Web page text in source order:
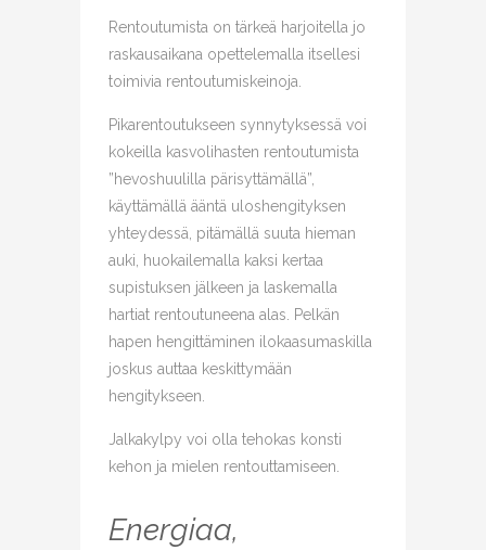
Rentoutumista on tärkeä harjoitella jo
raskausaikana opettelemalla itsellesi
toimivia rentoutumiskeinoja.
Pikarentoutukseen synnytyksessä voi
kokeilla kasvolihasten rentoutumista
”hevoshuulilla pärisyttämällä”,
käyttämällä ääntä uloshengityksen
yhteydessä, pitämällä suuta hieman
auki, huokailemalla kaksi kertaa
supistuksen jälkeen ja laskemalla
hartiat rentoutuneena alas. Pelkän
hapen hengittäminen ilokaasumaskilla
joskus auttaa keskittymään
hengitykseen.
Jalkakylpy voi olla tehokas konsti
kehon ja mielen rentouttamiseen.
Energiaa,